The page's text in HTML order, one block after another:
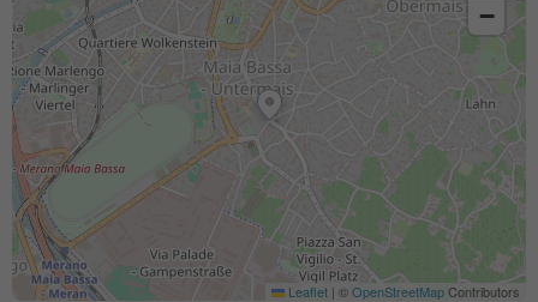
−
Leaflet | ©OpenStreetMapContributors